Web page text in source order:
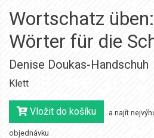
Wortschatz
Wörter für die
Denise Doukas-Handschuh
Klett
Vložit do košíku a najít
objednávku